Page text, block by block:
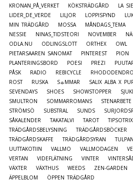
KRONAN_PÅ_VERKET
KÖKSTRÄDGÅRD LA
LIDER_DE_VERDE
LILJOR LOPPISFYND
MIN TRÄDGÅRD
MOSSA MÅNDAGS_TEMA
NESSIE
NINAS_TIDSTEORI NOVEMBER
ODLA.NU
ODLINGSLOTT ORTHEX OWL
PIETARSAAREN SANOMAT
PINTEREST PION
PLANTERINGSBORD
POESI PREZI
PÅSK
RADIO REBICYCLE
ROST
RUSKA S☼MMAR SALIX ALBA X
SEVENDAYS
SHOES SHOWSTOPPER
SMULTRON
SOMMARROMANS STENARBETE
STRÖMSÖ
SUBSTRAL SUNDS
SÅKALENDER
TAKATALVI TAROT TIPSOTRIX
TRÄDGÅRDSBELYSNING
TRÄDGÅRDSBÖCKER
TRÄDGÅRDSKAFFE
TRÄDGÅRDSYRAN
UUTTAKOTIIN
VALLMO VALLMODAGEN
VERTAN
VIDEFLÄTNING VINTER
VÄXTER
VÄXTHUS WEEDS ZEN-GARDEN
ÄPPELBLOM
ÖPPEN TRÄDGÅRD